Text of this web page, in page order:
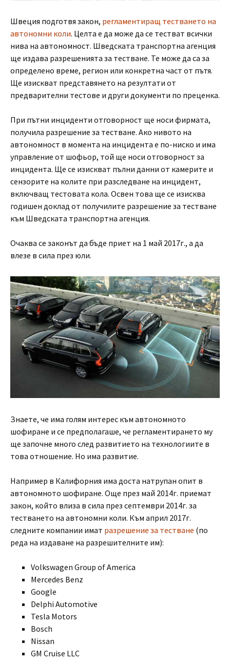
Швеция подготвя закон, регламентиращ тестването на
автономни коли. Целта е да може да се тестват всички
нива на автономност. Шведската транспортна агенция
ще издава разрешенията за тестване. Те може да са за
определено време, регион или конкретна част от пътя.
Ще изискват представянето на резултати от
предварителни тестове и други документи по преценка.
При пътни инциденти отговорност ще носи фирмата,
получила разрешение за тестване. Ако нивото на
автономност в момента на инцидента е по-ниско и има
управление от шофьор, той ще носи отговорност за
инцидента. Ще се изискват пълни данни от камерите и
сензорите на колите при разследване на инцидент,
включващ тестовата кола. Освен това ще се изисква
годишен доклад от получилите разрешение за тестване
към Шведската транспортна агенция.
Очаква се законът да бъде приет на 1 май 2017г., а да
влезе в сила през юли.
Знаете, че има голям интерес към автономното
шофиране и се предполагаше, че регламентирането му
ще започне много след развитието на технологиите в
това отношение. Но има развитие.
Например в Калифорния има доста натрупан опит в
автономното шофиране. Още през май 2014г. приемат
закон, който влиза в сила през септември 2014г. за
тестването на автономни коли. Към април 2017г.
следните компании имат разрешение за тестване (по
реда на издаване на разрешителните им):
Volkswagen Group of America
Mercedes Benz
Google
Delphi Automotive
Tesla Motors
Bosch
Nissan
GM Cruise LLC